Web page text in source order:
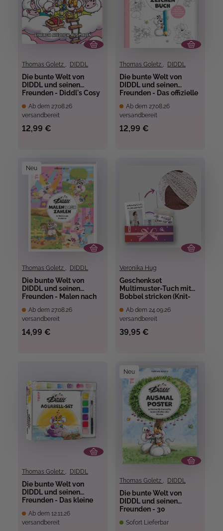
Thomas Goletz , DIDDL
Die bunte Welt von
DIDDL und seinen
Freunden - Diddl's Cosy
Ab dem 27.08.26
versandbereit
12,99 €
Thomas Goletz , DIDDL
Die bunte Welt von
DIDDL und seinen
Freunden - Das offizielle
Ab dem 27.08.26
versandbereit
12,99 €
Neu
Thomas Goletz , DIDDL
Die bunte Welt von
DIDDL und seinen
Freunden - Malen nach
Ab dem 27.08.26
versandbereit
14,99 €
Veronika Hug
Geschenkset
Multimuster-Tuch mit
Bobbel stricken (Knit-
Ab dem 24.09.26
versandbereit
39,95 €
Thomas Goletz , DIDDL
Die bunte Welt von
DIDDL und seinen
Freunden - Das kleine
Ab dem 12.11.26
versandbereit
Neu
Thomas Goletz , DIDDL
Die bunte Welt von
DIDDL und seinen
Freunden - 30
Sofort Lieferbar